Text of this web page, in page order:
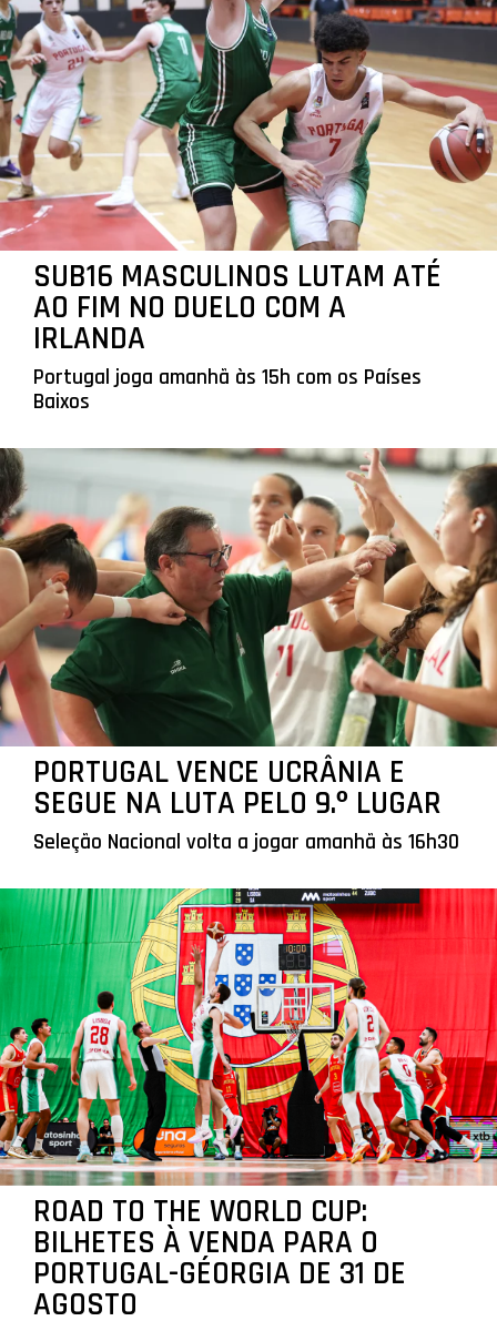
SUB16 MASCULINOS LUTAM ATÉ
AO FIM NO DUELO COM A
IRLANDA
Portugal joga amanhã às 15h com os Países
Baixos
PORTUGAL VENCE UCRÂNIA E
SEGUE NA LUTA PELO 9.º LUGAR
Seleção Nacional volta a jogar amanhã às 16h30
ROAD TO THE WORLD CUP:
BILHETES À VENDA PARA O
PORTUGAL-GÉORGIA DE 31 DE
AGOSTO